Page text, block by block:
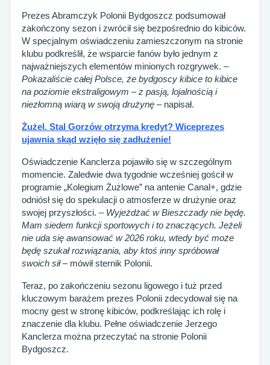
Prezes Abramczyk Polonii Bydgoszcz podsumował
zakończony sezon i zwrócił się bezpośrednio do kibiców.
W specjalnym oświadczeniu zamieszczonym na stronie
klubu podkreślił, że wsparcie fanów było jednym z
najważniejszych elementów minionych rozgrywek. –
Pokazaliście całej Polsce, że bydgoscy kibice to kibice
na poziomie ekstraligowym – z pasją, lojalnością i
niezłomną wiarą w swoją drużynę – napisał.
Żużel. Stal Gorzów otrzyma kredyt? Wiceprezes
ujawnia skąd wzięło się zadłużenie!
Oświadczenie Kanclerza pojawiło się w szczególnym
momencie. Zaledwie dwa tygodnie wcześniej gościł w
programie „Kolegium Żużlowe” na antenie Canal+, gdzie
odniósł się do spekulacji o atmosferze w drużynie oraz
swojej przyszłości. – Wyjeżdżać w Bieszczady nie będę.
Mam siedem funkcji sportowych i to znaczących. Jeżeli
nie uda się awansować w 2026 roku, wtedy być może
będę szukał rozwiązania, aby ktoś inny spróbował
swoich sił– mówił sternik Polonii.
Teraz, po zakończeniu sezonu ligowego i tuż przed
kluczowym barażem prezes Polonii zdecydował się na
mocny gest w stronę kibiców, podkreślając ich rolę i
znaczenie dla klubu. Pełne oświadczenie Jerzego
Kanclerza można przeczytać na stronie Polonii
Bydgoszcz.